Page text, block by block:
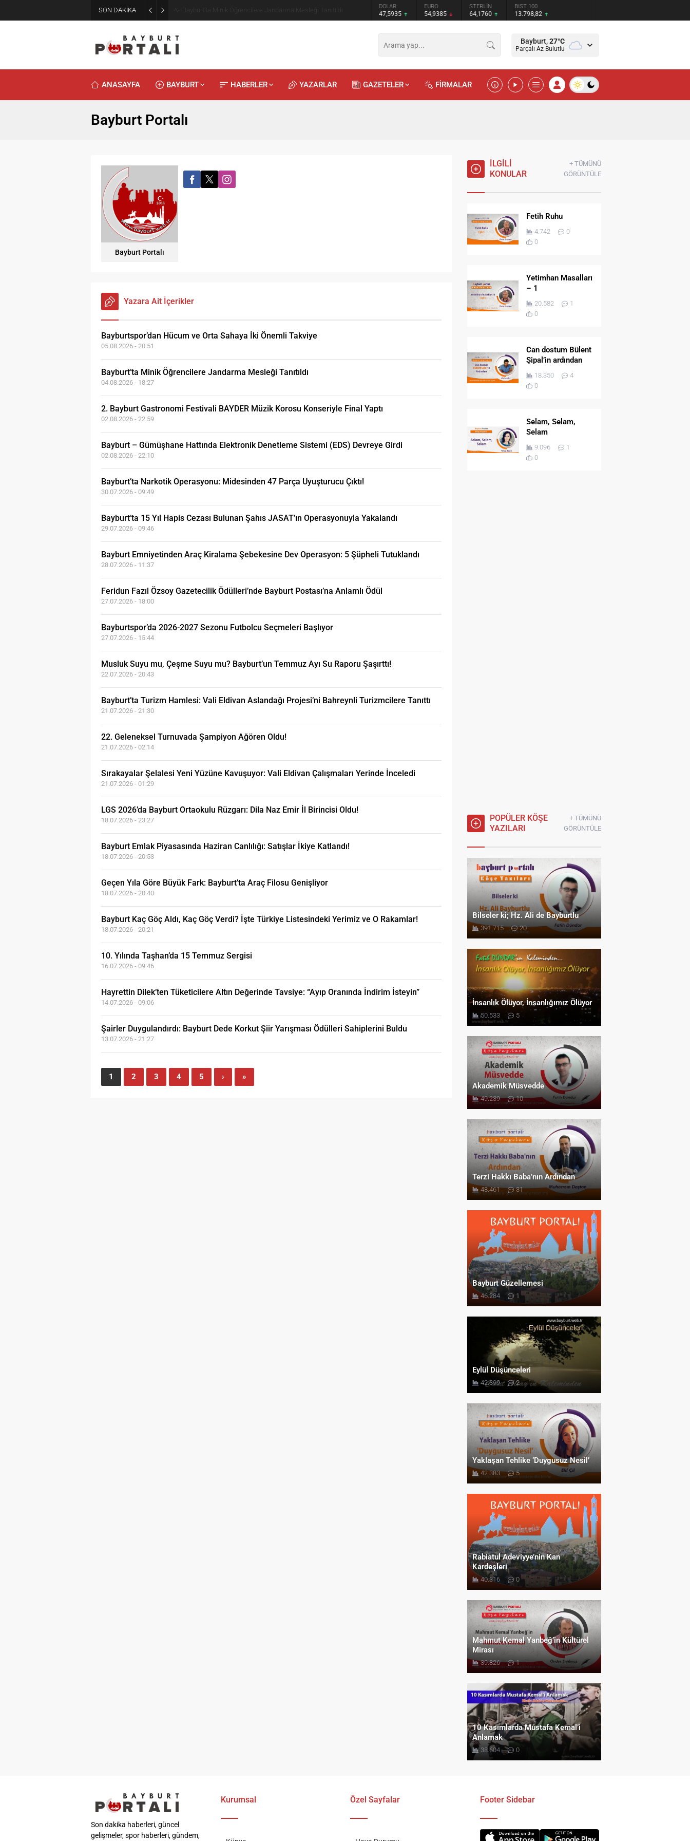
SON DAKİKA DOLAR
47,5935
EURO
54,9385
STERLİN
64,1760
BIST 100
13.798,82
Bayburt,27°C
Parçalı Az Bulutlu
ANASAYFA BAYBURT HABERLER YAZARLAR GAZETELER FİRMALAR
Bayburt Portalı
Bayburt Portalı
Yazara Ait İçerikler
Bayburtspor’dan Hücum ve Orta Sahaya İki Önemli Takviye
05.08.2026 - 20:51
Bayburt’ta Minik Öğrencilere Jandarma Mesleği Tanıtıldı
04.08.2026 - 18:27
2. Bayburt Gastronomi Festivali BAYDER Müzik Korosu Konseriyle Final Yaptı
02.08.2026 - 22:59
Bayburt – Gümüşhane Hattında Elektronik Denetleme Sistemi (EDS) Devreye Girdi
02.08.2026 - 22:10
Bayburt’ta Narkotik Operasyonu: Midesinden 47 Parça Uyuşturucu Çıktı!
30.07.2026 - 09:49
Bayburt’ta 15 Yıl Hapis Cezası Bulunan Şahıs JASAT’ın Operasyonuyla Yakalandı
29.07.2026 - 09:46
Bayburt Emniyetinden Araç Kiralama Şebekesine Dev Operasyon: 5 Şüpheli Tutuklandı
28.07.2026 - 11:37
Feridun Fazıl Özsoy Gazetecilik Ödülleri’nde Bayburt Postası’na Anlamlı Ödül
27.07.2026 - 18:00
Bayburtspor’da 2026-2027 Sezonu Futbolcu Seçmeleri Başlıyor
27.07.2026 - 15:44
Musluk Suyu mu, Çeşme Suyu mu? Bayburt’un Temmuz Ayı Su Raporu Şaşırttı!
22.07.2026 - 20:43
Bayburt’ta Turizm Hamlesi: Vali Eldivan Aslandağı Projesi’ni Bahreynli Turizmcilere Tanıttı
21.07.2026 - 21:30
22. Geleneksel Turnuvada Şampiyon Ağören Oldu!
21.07.2026 - 02:14
Sırakayalar Şelalesi Yeni Yüzüne Kavuşuyor: Vali Eldivan Çalışmaları Yerinde İnceledi
21.07.2026 - 01:29
LGS 2026’da Bayburt Ortaokulu Rüzgarı: Dila Naz Emir İl Birincisi Oldu!
18.07.2026 - 23:27
Bayburt Emlak Piyasasında Haziran Canlılığı: Satışlar İkiye Katlandı!
18.07.2026 - 20:53
Geçen Yıla Göre Büyük Fark: Bayburt’ta Araç Filosu Genişliyor
18.07.2026 - 20:40
Bayburt Kaç Göç Aldı, Kaç Göç Verdi? İşte Türkiye Listesindeki Yerimiz ve O Rakamlar!
18.07.2026 - 20:21
10. Yılında Taşhan’da 15 Temmuz Sergisi
16.07.2026 - 09:46
Hayrettin Dilek’ten Tüketicilere Altın Değerinde Tavsiye: “Ayıp Oranında İndirim İsteyin”
14.07.2026 - 09:06
Şairler Duygulandırdı: Bayburt Dede Korkut Şiir Yarışması Ödülleri Sahiplerini Buldu
13.07.2026 - 21:27
1 2 3 4 5 › »
İLGİLİ
KONULAR
+ TÜMÜNÜ
GÖRÜNTÜLE
Fetih Ruhu
4.742
0
0
Yetimhan Masalları
– 1
20.582
1
0
Can dostum Bülent
Şipal’in ardından
18.350
4
0
Selam, Selam,
Selam
9.096
1
0
POPÜLER KÖŞE
YAZILARI
+ TÜMÜNÜ
GÖRÜNTÜLE
Bilseler ki; Hz. Ali de Bayburtlu
391.715 20
İnsanlık Ölüyor, İnsanlığımız Ölüyor
50.533 5
Akademik Müsvedde
49.239 10
Terzi Hakkı Baba’nın Ardından
48.461 31
Bayburt Güzellemesi
46.284 1
Eylül Düşünceleri
42.399 2
Yaklaşan Tehlike ‘Duygusuz Nesil’
42.383 5
Rabiatul Adeviyye’nin Kan
Kardeşleri
40.316 0
Mahmut Kemal Yanbeğ’in Kültürel
Mirası
39.826 1
10 Kasımlarda Mustafa Kemal’i
Anlamak
38.604 0
Son dakika haberleri, güncel
gelişmeler, spor haberleri, gündem,
Kurumsal Özel Sayfalar Footer Sidebar